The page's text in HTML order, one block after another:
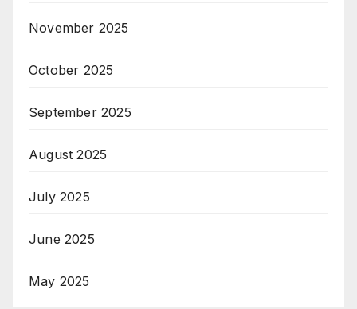
November 2025
October 2025
September 2025
August 2025
July 2025
June 2025
May 2025